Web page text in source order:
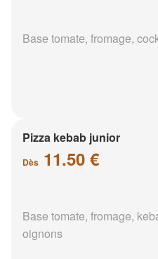
Base tomate, fromage,
Pizza kebab junior
Dès 11.50 €
Base tomate, fromage,
oignons